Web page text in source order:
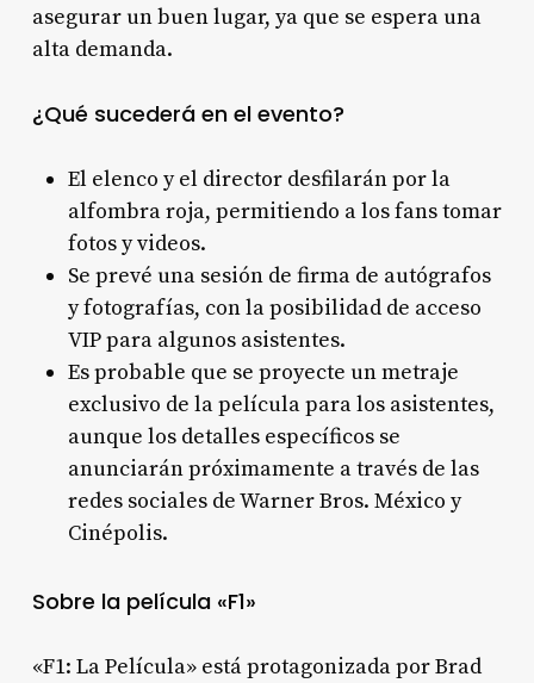
asegurar un buen lugar, ya que se espera una
alta demanda.
¿Qué sucederá en el evento?
El elenco y el director desfilarán por la
alfombra roja, permitiendo a los fans tomar
fotos y videos.
Se prevé una sesión de firma de autógrafos
y fotografías, con la posibilidad de acceso
VIP para algunos asistentes.
Es probable que se proyecte un metraje
exclusivo de la película para los asistentes,
aunque los detalles específicos se
anunciarán próximamente a través de las
redes sociales de Warner Bros. México y
Cinépolis.
Sobre la película «F1»
«F1: La Película» está protagonizada por Brad